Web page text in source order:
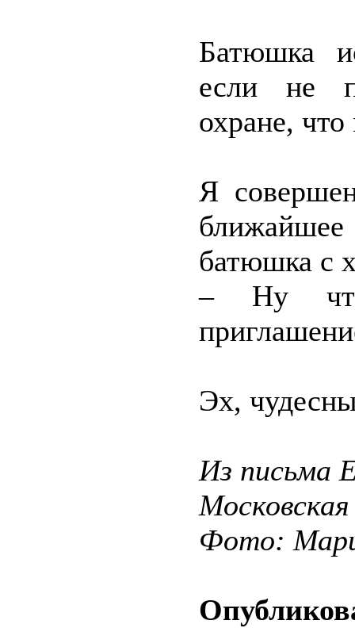
Батюшка
если не
охране, что
Я
батюшка с
– Ну
Эх,
Из письма
Фото: